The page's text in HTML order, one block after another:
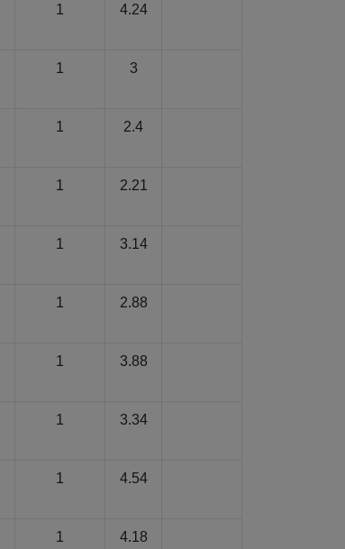
1 4.24
1 3
1 2.4
1 2.21
1 3.14
1 2.88
1 3.88
1 3.34
1 4.54
1 4.18